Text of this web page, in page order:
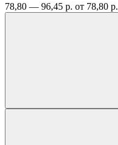
78,80 — 96,45 р. от 78,80 р.